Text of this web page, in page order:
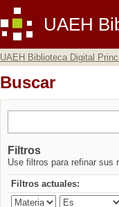
UAEH
Buscar
UAEH Biblioteca Digital
Buscar
Filtros
Use filtros para refinar sus
Filtros actuales: